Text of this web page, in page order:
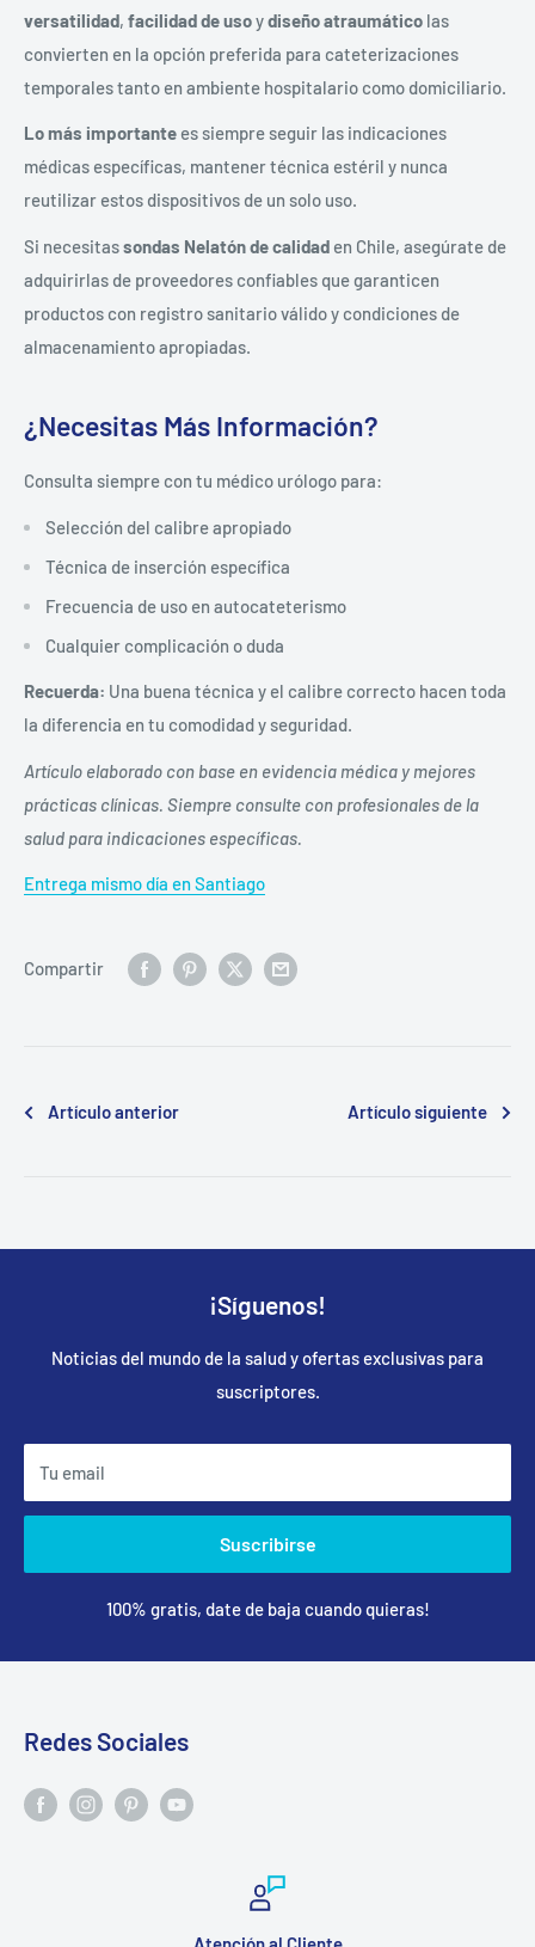
versatilidad, facilidad de usoydiseño atraumático las
convierten en la opción preferida para cateterizaciones
temporales tanto en ambiente hospitalario como domiciliario.
Lo más importante es siempre seguir las indicaciones
médicas específicas, mantener técnica estéril y nunca
reutilizar estos dispositivos de un solo uso.
Si necesitassondas Nelatón de calidad en Chile, asegúrate de
adquirirlas de proveedores confiables que garanticen
productos con registro sanitario válido y condiciones de
almacenamiento apropiadas.
¿Necesitas Más Información?
Consulta siempre con tu médico urólogo para:
Selección del calibre apropiado
Técnica de inserción específica
Frecuencia de uso en autocateterismo
Cualquier complicación o duda
Recuerda: Una buena técnica y el calibre correcto hacen toda
la diferencia en tu comodidad y seguridad.
Artículo elaborado con base en evidencia médica y mejores
prácticas clínicas. Siempre consulte con profesionales de la
salud para indicaciones específicas.
Entrega mismo día en Santiago
Compartir
Artículo anterior Artículo siguiente
¡Síguenos!
Noticias del mundo de la salud y ofertas exclusivas para
suscriptores.
Tu email
Suscribirse
100% gratis, date de baja cuando quieras!
Redes Sociales